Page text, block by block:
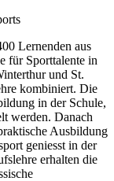
Lernenden aus
für Sporttalente in
und St.
kombiniert. Die
in der Schule,
werden. Danach
Ausbildung
geniesst in der
erhalten die